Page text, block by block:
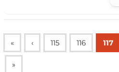
« ‹ 115 116 117
»